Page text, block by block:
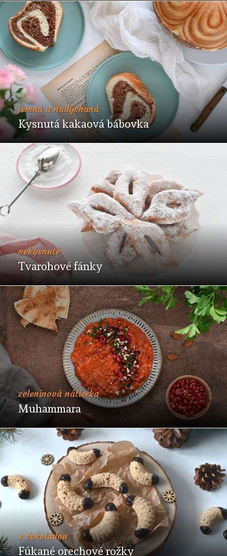
jemná a nadýchaná
Kysnutá kakaová bábovka
nekysnuté
Tvarohové fánky
zeleninová nátierka
Muhammara
s čokoládou
Fúkané orechové rožky